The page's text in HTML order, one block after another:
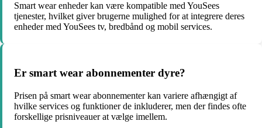
Smart wear enheder kan være kompatible med YouSees
tjenester, hvilket giver brugerne mulighed for at integrere deres
enheder med YouSees tv, bredbånd og mobil services.
Er smart wear abonnementer dyre?
Prisen på smart wear abonnementer kan variere afhængigt af
hvilke services og funktioner de inkluderer, men der findes ofte
forskellige prisniveauer at vælge imellem.